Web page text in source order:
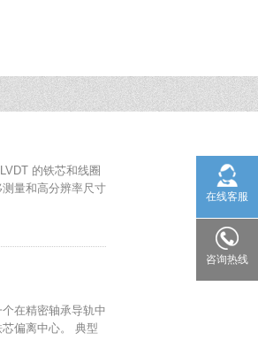
的铁芯和线圈
量和高分辨率尺寸
在精密轴承导轨中
偏离中心。 典型
在线客服
咨询热线